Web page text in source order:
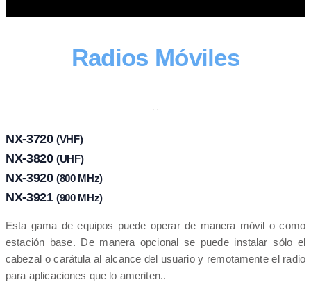
Radios Móviles
NX-3720(VHF)
NX-3820(UHF)
NX-3920(800 MHz)
NX-3921(900 MHz)
Esta gama de equipos puede operar de manera móvil o como
estación base. De manera opcional se puede instalar sólo el
cabezal o carátula al alcance del usuario y remotamente el radio
para aplicaciones que lo ameriten..